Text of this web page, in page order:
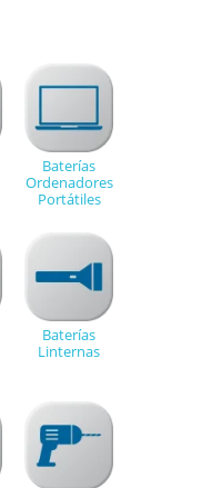
Baterías
Ordenadores
Portátiles
Baterías
Linternas